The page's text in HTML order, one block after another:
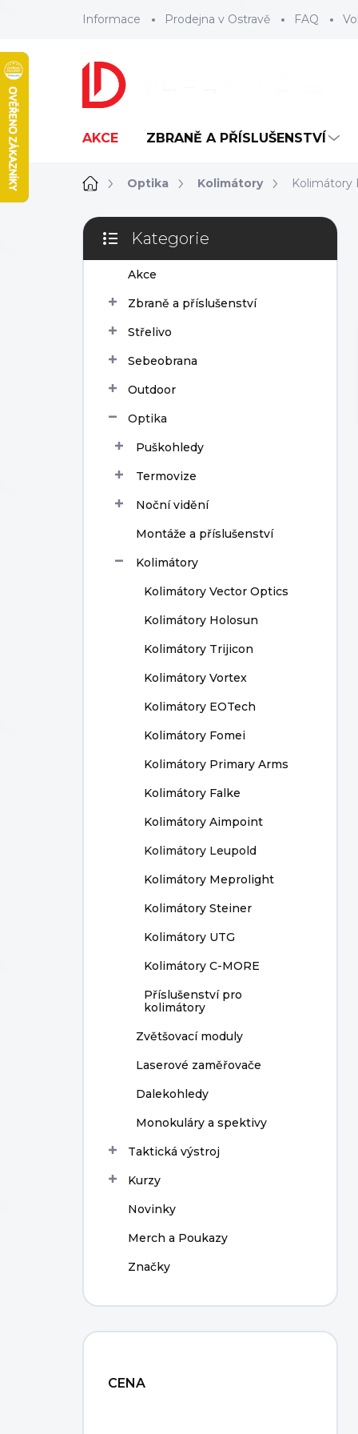
Informace Prodejna v Ostravě FAQ
AKCE ZBRANĚ A PŘÍSLUŠENSTVÍ
DomůOptika Kolimátory Kolimátory
P
s
Přeskočit
kategorie
Kategorie
Akce
Zbraně a příslušenství
Střelivo
Sebeobrana
Outdoor
Optika
Puškohledy
Termovize
Noční vidění
Montáže a příslušenství
Kolimátory
Kolimátory Vector Optics
Kolimátory Holosun
Kolimátory Trijicon
Kolimátory Vortex
Kolimátory EOTech
Kolimátory Fomei
Kolimátory Primary Arms
Kolimátory Falke
Kolimátory Aimpoint
Kolimátory Leupold
Kolimátory Meprolight
Kolimátory Steiner
Kolimátory UTG
Kolimátory C-MORE
Příslušenství pro
kolimátory
Zvětšovací moduly
Laserové zaměřovače
Dalekohledy
Monokuláry a spektivy
Taktická výstroj
Kurzy
Novinky
Merch a Poukazy
Značky
CENA